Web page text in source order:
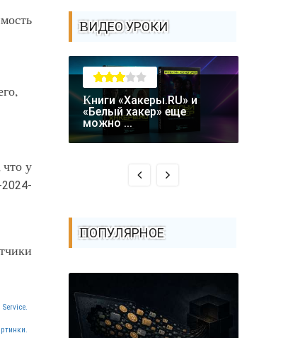
у
Service.
ВИДЕО УРОКИ
Книги «Хакеры.RU» и
«Белый хакер» еще
можно ...
ПОПУЛЯРНОЕ